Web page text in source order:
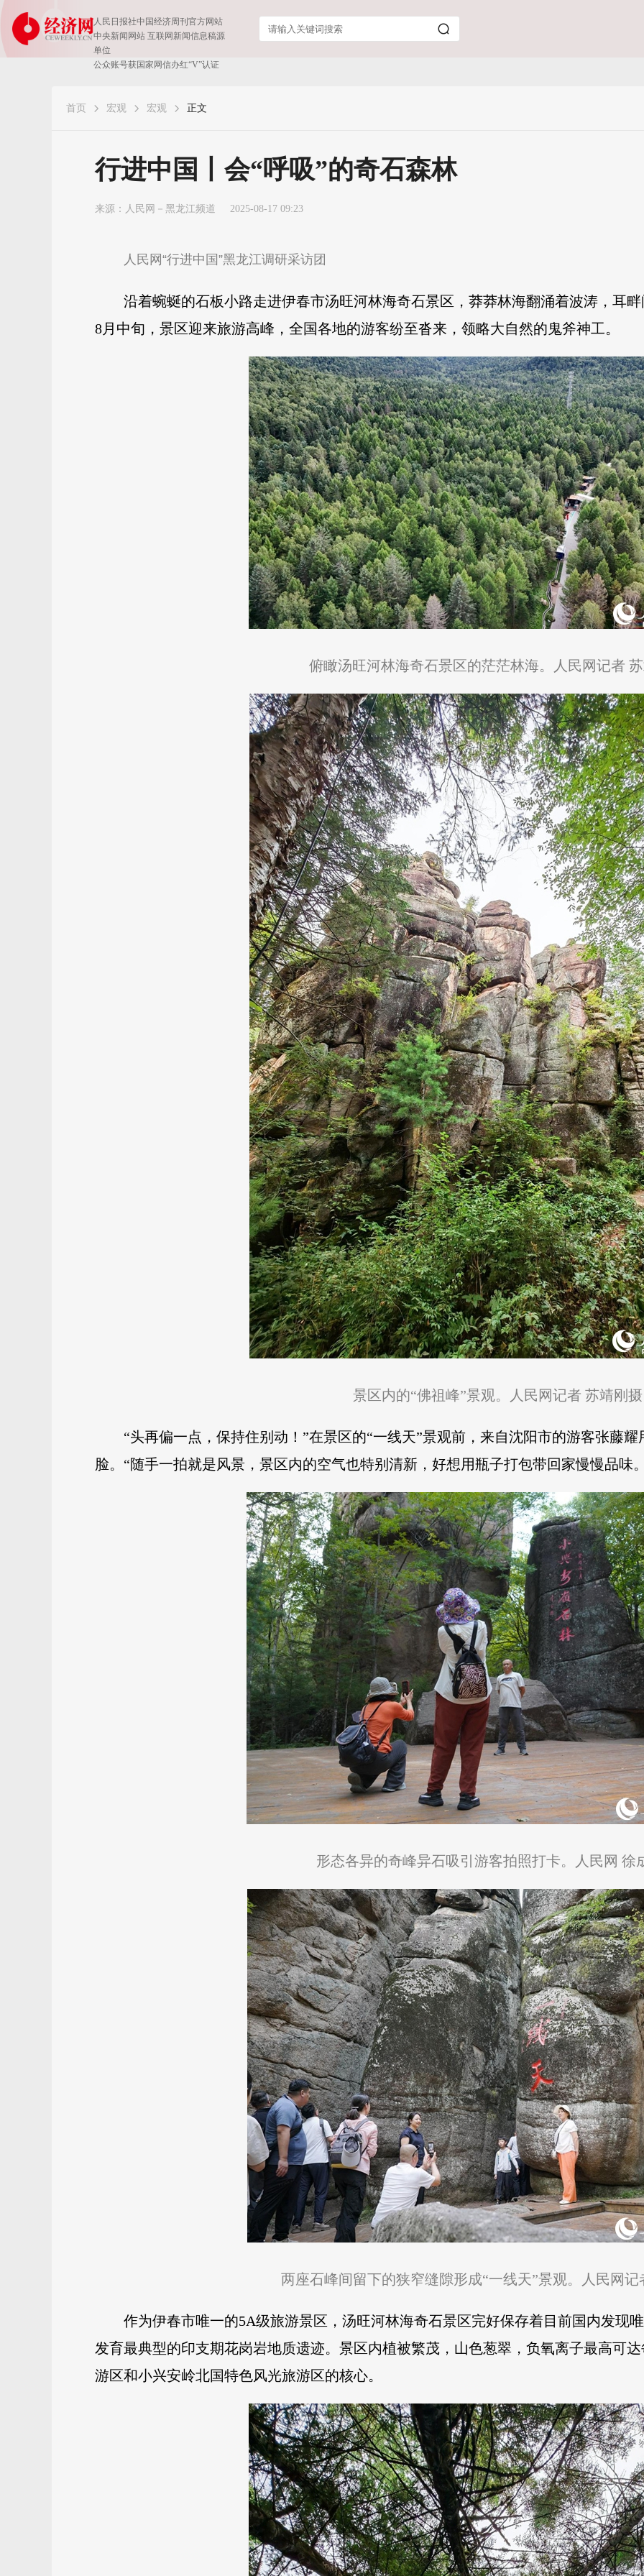
人民日报社中国经济周刊官方网站
中央新闻网站 互联网新闻信息稿源
单位
公众账号获国家网信办红“V”认证
首页 宏观 宏观 正文
行进中国丨会“呼吸”的奇石森林
来源： 人民网－黑龙江频道 2025-08-17 09:23
人民网“行进中国”黑龙江调研采访团
沿着蜿蜒的石板小路走进伊春市汤旺河林海奇石景区，莽莽林海翻涌着波涛，耳
8月中旬，景区迎来旅游高峰，全国各地的游客纷至沓来，领略大自然的鬼斧神工。
俯瞰汤旺河林海奇石景区的茫茫林海。人民网记者
景区内的“佛祖峰”景观。人民网记者 苏靖刚摄
“头再偏一点，保持住别动！”在景区的“一线天”景观前，来自沈阳市的游客张藤
脸。“随手一拍就是风景，景区内的空气也特别清新，好想用瓶子打包带回家慢慢品味
形态各异的奇峰异石吸引游客拍照打卡。人民网 徐
两座石峰间留下的狭窄缝隙形成“一线天”景观。人民网记
作为伊春市唯一的5A级旅游景区，汤旺河林海奇石景区完好保存着目前国内发现
发育最典型的印支期花岗岩地质遗迹。景区内植被繁茂，山色葱翠，负氧离子最高可
游区和小兴安岭北国特色风光旅游区的核心。